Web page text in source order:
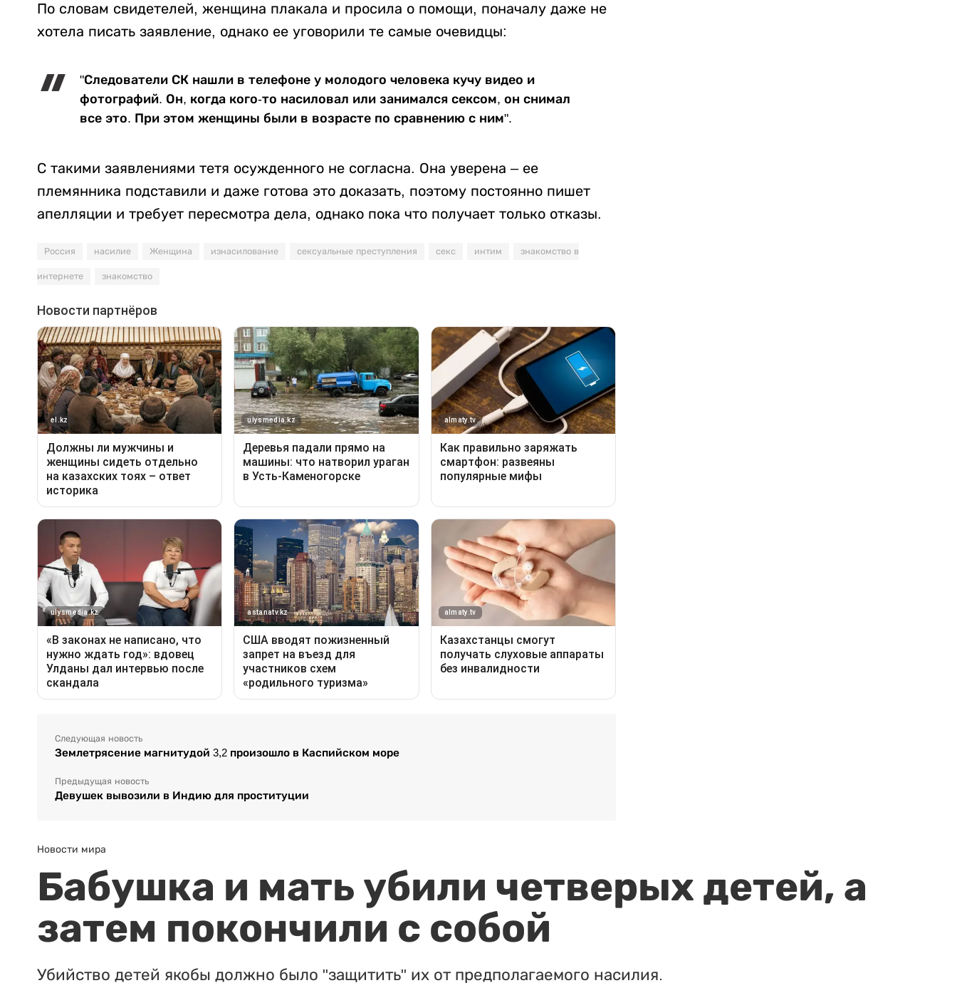
По словам свидетелей, женщина плакала и просила о помощи, поначалу даже не
хотела писать заявление, однако ее уговорили те самые очевидцы:
"Следователи СК нашли в телефоне у молодого человека кучу видео и
фотографий. Он, когда кого-то насиловал или занимался сексом, он снимал
все это. При этом женщины были в возрасте по сравнению с ним".
С такими заявлениями тетя осужденного не согласна. Она уверена – ее
племянника подставили и даже готова это доказать, поэтому постоянно пишет
апелляции и требует пересмотра дела, однако пока что получает только отказы.
Россия насилие Женщина изнасилование сексуальные преступления секс интим знакомство в
интернете знакомство
Следующая новость
Землетрясение магнитудой 3,2 произошло в Каспийском море
Предыдущая новость
Девушек вывозили в Индию для проституции
Новости мира
Бабушка и мать убили четверых детей, а
затем покончили с собой
Убийство детей якобы должно было "защитить" их от предполагаемого насилия.